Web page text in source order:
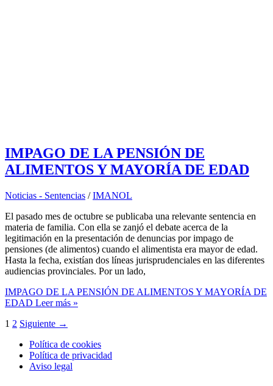
IMPAGO DE LA PENSIÓN DE
ALIMENTOS Y MAYORÍA DE EDAD
Noticias - Sentencias /IMANOL
El pasado mes de octubre se publicaba una relevante sentencia en
materia de familia. Con ella se zanjó el debate acerca de la
legitimación en la presentación de denuncias por impago de
pensiones (de alimentos) cuando el alimentista era mayor de edad.
Hasta la fecha, existían dos líneas jurisprudenciales en las diferentes
audiencias provinciales. Por un lado,
IMPAGO DE LA PENSIÓN DE ALIMENTOS Y MAYORÍA DE
EDAD Leer más »
1 2 Siguiente →
Política de cookies
Política de privacidad
Aviso legal